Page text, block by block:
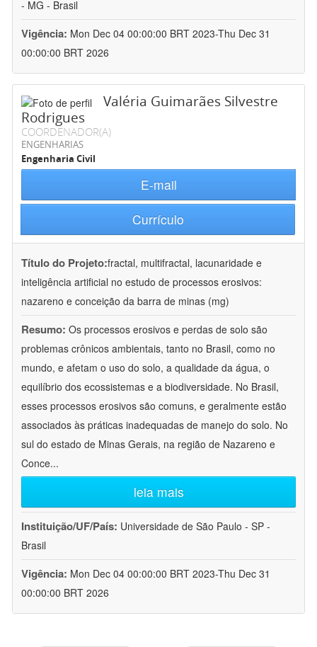
- MG - Brasil
Vigência: Mon Dec 04 00:00:00 BRT 2023-Thu Dec 31
00:00:00 BRT 2026
Valéria Guimarães Silvestre
Rodrigues
COORDENADOR(A)
ENGENHARIAS
Engenharia Civil
E-mail
Currículo
Título do Projeto:fractal, multifractal, lacunaridade e
inteligência artificial no estudo de processos erosivos:
nazareno e conceição da barra de minas (mg)
Resumo: Os processos erosivos e perdas de solo são
problemas crônicos ambientais, tanto no Brasil, como no
mundo, e afetam o uso do solo, a qualidade da água, o
equilíbrio dos ecossistemas e a biodiversidade. No Brasil,
esses processos erosivos são comuns, e geralmente estão
associados às práticas inadequadas de manejo do solo. No
sul do estado de Minas Gerais, na região de Nazareno e
Conce...
leia mais
Instituição/UF/País: Universidade de São Paulo - SP -
Brasil
Vigência: Mon Dec 04 00:00:00 BRT 2023-Thu Dec 31
00:00:00 BRT 2026